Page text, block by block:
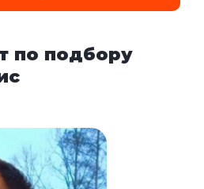
по подбору